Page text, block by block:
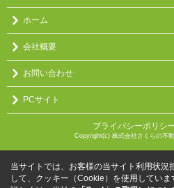
ホーム
会社概要
お問い合わせ
PCサイト
プライバシーポリシ
Copyright(c) 株式会社さくらの不
当サイトでは、お客様の当サイト利用状況
して、クッキー（Cookie）を使用していま